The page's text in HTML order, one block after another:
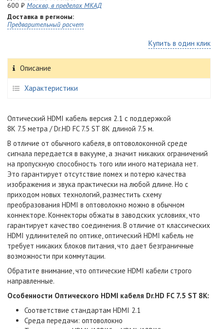
600 ₽ Москва, в пределах МКАД
Доставка в регионы:
Предварительный расчет
Купить в один клик
Описание
Характеристики
Оптический HDMI кабель версия 2.1 с поддержкой
8K 7.5 метра / Dr.HD FC 7.5 ST 8K длиной 7.5 м.
В отличие от обычного кабеля,в оптоволоконной среде
сигнала передается в вакууме, а значит никаких ограничений
на пропускную способность того или иного материала нет.
Это гарантирует отсутствие помех и потерю качества
изображения и звука практически на любой длине. Но с
приходом новых технологий, разместить схему
преобразования HDMI в оптоволокно можно в обычном
коннекторе. Коннекторы обжаты в заводских условиях, что
гарантирует качество соединения. В отличие от классических
HDMI удлинителей по оптике, оптический HDMI кабель не
требует никаких блоков питания, что дает безграничные
возможности при коммутации.
Обратите внимание, что оптические HDMI кабели строго
направленные.
Особенности Оптического HDMI кабеля Dr.HD FC 7.5 ST 8K:
Соответствие стандартам НDМI 2.1
Среда передачи: оптоволокно